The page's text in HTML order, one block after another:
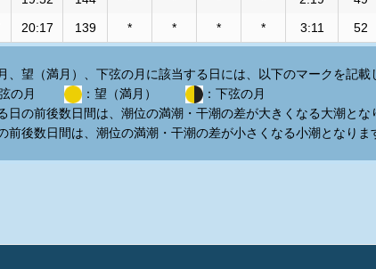
20:17 139 * * * * 3:11 52
、望（満月）、下弦の月に該当する日には、以下のマークを記載
弦の月 ：望（満月）
：下弦の月
日の前後数日間は、潮位の満潮・干潮の差が大きくなる大潮とな
後数日間は、潮位の満潮・干潮の差が小さくなる小潮となりま